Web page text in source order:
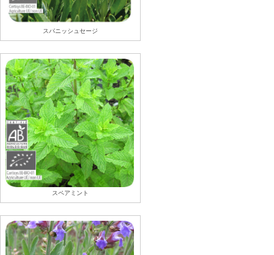
スパニッシュセージ
スペアミント